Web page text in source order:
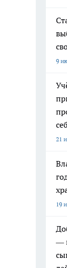
9
21
19
—